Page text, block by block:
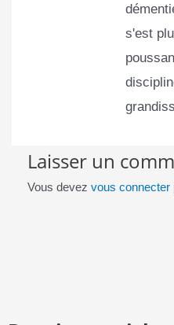
s'est
Laisser un
Vous devez vous connecter